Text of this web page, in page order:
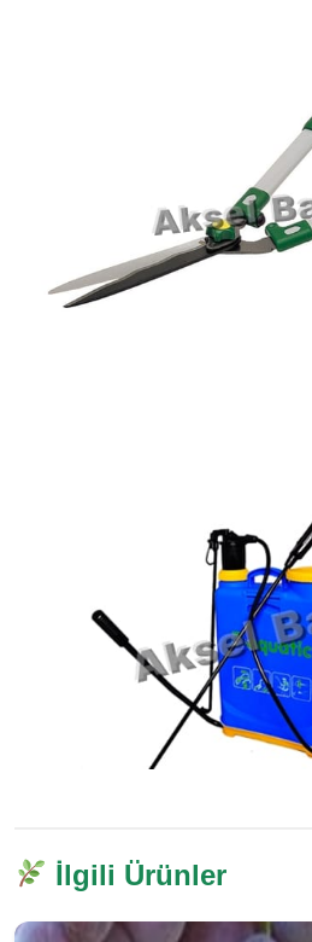
İlgili Ürünler